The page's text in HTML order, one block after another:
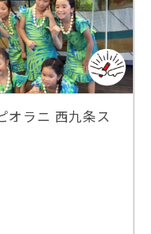
オラニ 西九条ス